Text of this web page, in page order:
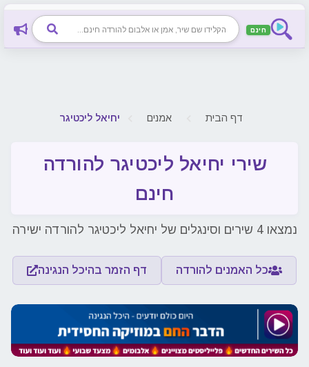
חינם
חיפוש שיר, אמן או אלבום להורדה חינם
דף הבית אמנים יחיאל ליכטיגר
שירי יחיאל ליכטיגר להורדה
חינם
נמצאו 4 שירים וסינגלים של יחיאל ליכטיגר להורדה ישירה
כל האמנים להורדה דף הזמר בהיכל הנגינה